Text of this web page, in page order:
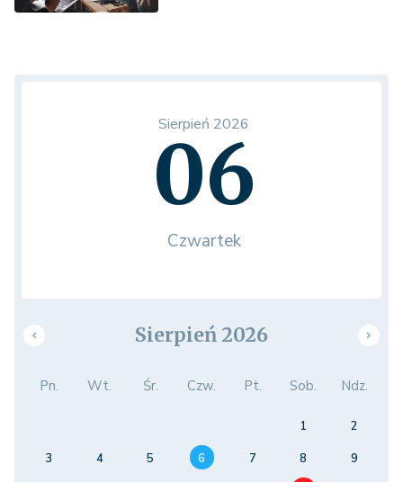
Sierpień 2026
06
Czwartek
Sierpień 2026
Pn. Wt. Śr. Czw. Pt. Sob. Ndz.
1
2
3
4 5 6 7 8
9